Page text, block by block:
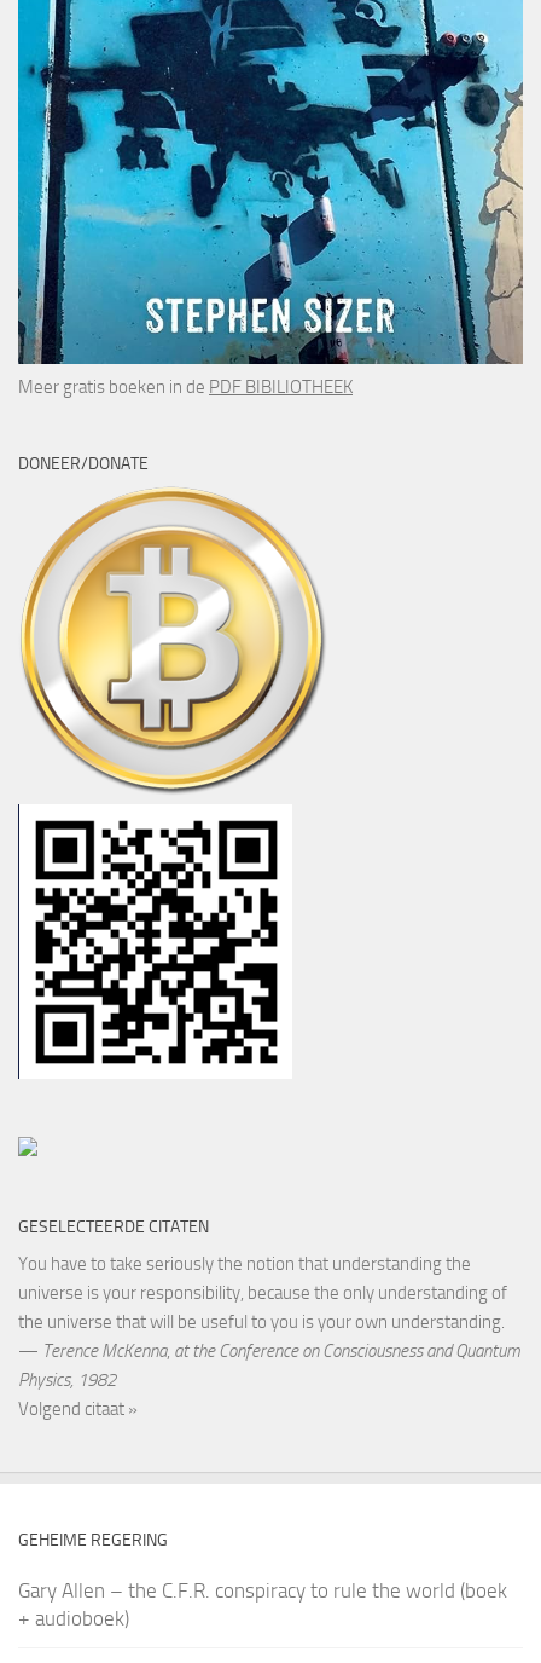
Meer gratis boeken in de PDF BIBILIOTHEEK
DONEER/DONATE
GESELECTEERDE CITATEN
You have to take seriously the notion that understanding the
universe is your responsibility, because the only understanding of
the universe that will be useful to you is your own understanding.
— Terence McKenna, at the Conference on Consciousness and Quantum
Physics, 1982
Volgend citaat »
GEHEIME REGERING
Gary Allen – the C.F.R. conspiracy to rule the world (boek
+ audioboek)